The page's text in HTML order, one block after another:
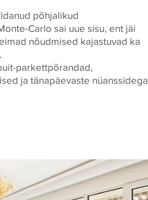
põhjalikud
Carlo sai uue sisu, ent jäi
nõudmised kajastuvad ka
parkettpõrandad,
ja tänapäevaste nüanssidega